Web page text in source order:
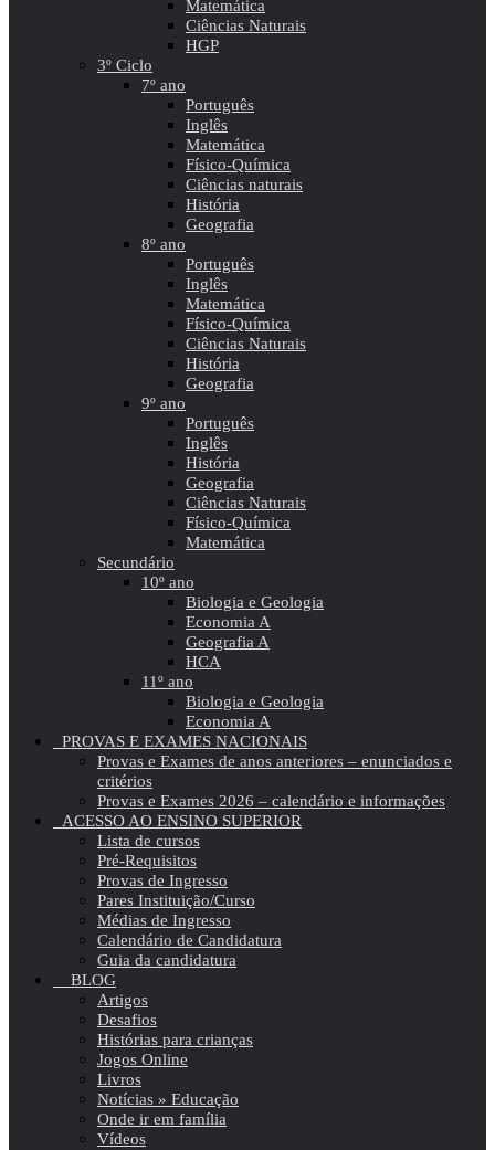
Matemática
Ciências Naturais
HGP
3º Ciclo
7º ano
Português
Inglês
Matemática
Físico-Química
Ciências naturais
História
Geografia
8º ano
Português
Inglês
Matemática
Físico-Química
Ciências Naturais
História
Geografia
9º ano
Português
Inglês
História
Geografia
Ciências Naturais
Físico-Química
Matemática
Secundário
10º ano
Biologia e Geologia
Economia A
Geografia A
HCA
11º ano
Biologia e Geologia
Economia A
PROVAS E EXAMES NACIONAIS
Provas e Exames de anos anteriores – enunciados e
critérios
Provas e Exames 2026 – calendário e informações
ACESSO AO ENSINO SUPERIOR
Lista de cursos
Pré-Requisitos
Provas de Ingresso
Pares Instituição/Curso
Médias de Ingresso
Calendário de Candidatura
Guia da candidatura
BLOG
Artigos
Desafios
Histórias para crianças
Jogos Online
Livros
Notícias » Educação
Onde ir em família
Vídeos